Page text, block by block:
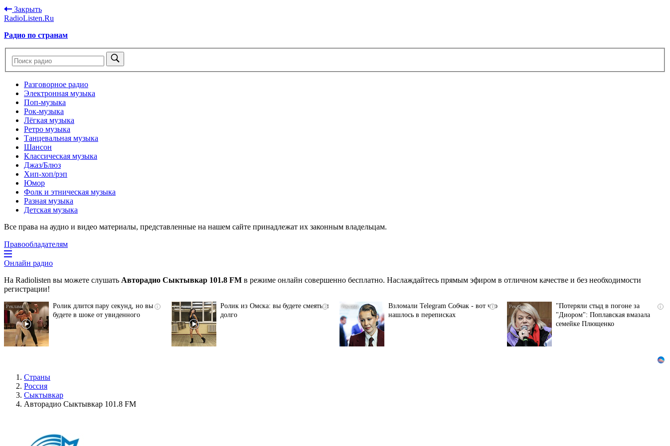
Закрыть
RadioListen.Ru
Радио по странам
Разговорное радио
Электронная музыка
Поп-музыка
Рок-музыка
Лёгкая музыка
Ретро музыка
Танцевальная музыка
Шансон
Классическая музыка
Джаз/Блюз
Хип-хоп/рэп
Юмор
Фолк и этническая музыка
Разная музыка
Детская музыка
Все права на аудио и видео материалы, представленные на нашем сайте принадлежат их законным владельцам.
Правообладателям
Онлайн радио
На Radiolisten вы можете слушать Авторадио Сыктывкар 101.8 FM в режиме онлайн совершенно бесплатно. Наслаждайтесь прямым эфиром в отличном качестве и без необходимости
регистрации!
i
Ролик длится пару секунд, но вы
будете в шоке от увиденного
i
Ролик из Омска: вы будете смеяться
долго
i
Взломали Telegram Собчак - вот что
нашлось в переписках
i
"Потеряли стыд в погоне за
"Диором": Поплавская вмазала
семейке Плющенко
Страны
Россия
Сыктывкар
Авторадио Сыктывкар 101.8 FM